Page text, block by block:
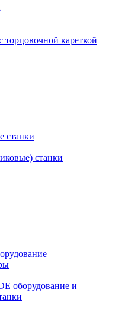
торцовочной кареткой
станки
станки
оборудование и